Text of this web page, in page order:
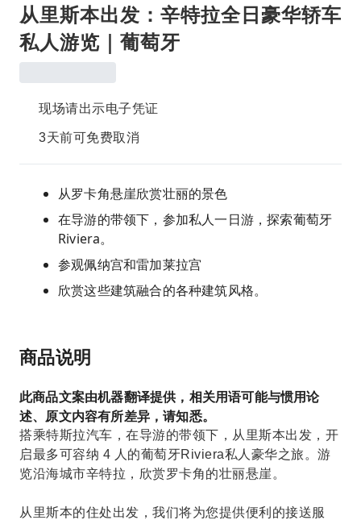
从里斯本出发：辛特拉全日豪华轿车
私人游览｜葡萄牙
现场请出示电子凭证
3天前可免费取消
从罗卡角悬崖欣赏壮丽的景色
在导游的带领下，参加私人一日游，探索葡萄牙
Riviera。
参观佩纳宫和雷加莱拉宫
欣赏这些建筑融合的各种建筑风格。
商品说明
此商品文案由机器翻译提供，相关用语可能与惯用论
述、原文内容有所差异，请知悉。
搭乘特斯拉汽车，在导游的带领下，从里斯本出发，开
启最多可容纳 4 人的葡萄牙Riviera私人豪华之旅。游
览沿海城市辛特拉，欣赏罗卡角的壮丽悬崖。
从里斯本的住处出发，我们将为您提供便利的接送服